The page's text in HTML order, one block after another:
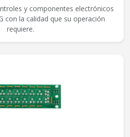
y componentes electrónicos
con la calidad que su operación
requiere.